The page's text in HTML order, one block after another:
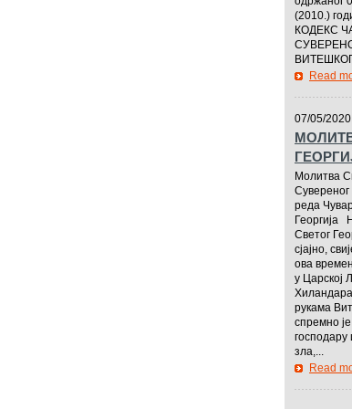
(2010.)
КОДЕКС
Read
07/05/
Молитва
Сувереног
реда
Георгија
Светог
сјајно,
ова
у Царској
рукама
спремно
господару
зла,...
Read